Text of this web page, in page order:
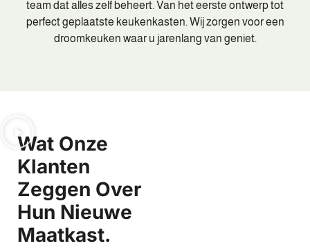
team dat alles zelf beheert. Van het eerste ontwerp tot
perfect geplaatste keukenkasten. Wij zorgen voor een
droomkeuken waar u jarenlang van geniet.
Wat Onze
Klanten
Zeggen Over
Hun Nieuwe
Maatkast.